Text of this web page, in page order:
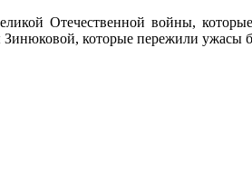
Отечественной войны,
которые пережили ужасы